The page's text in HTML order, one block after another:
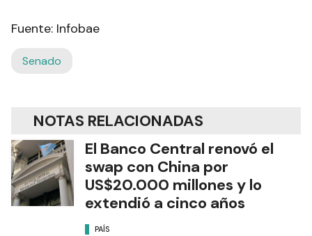
Fuente: Infobae
Senado
NOTAS RELACIONADAS
El Banco Central renovó el
swap con China por
US$20.000 millones y lo
extendió a cinco años
PAÍS